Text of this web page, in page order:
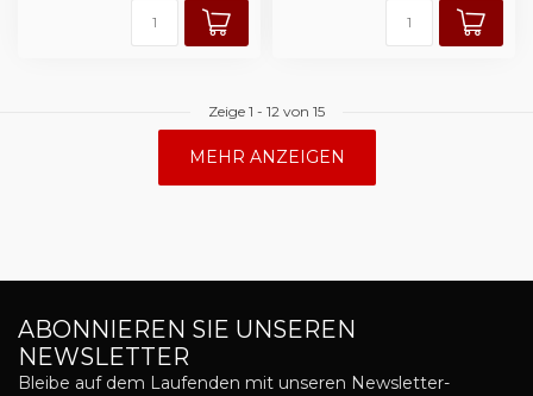
Zeige 1 - 12 von 15
MEHR ANZEIGEN
ABONNIEREN SIE UNSEREN
NEWSLETTER
Bleibe auf dem Laufenden mit unseren Newsletter-